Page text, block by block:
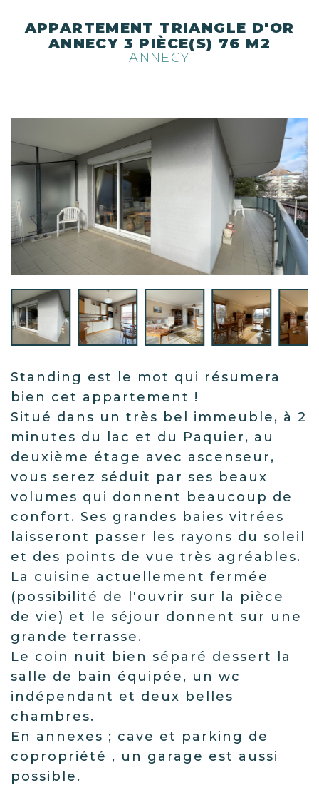
APPARTEMENT TRIANGLE D'OR
ANNECY 3 PIÈCE(S) 76 M2
ANNECY
Standing est le mot qui résumera
bien cet appartement !
Situé dans un très bel immeuble, à 2
minutes du lac et du Paquier, au
deuxième étage avec ascenseur,
vous serez séduit par ses beaux
volumes qui donnent beaucoup de
confort. Ses grandes baies vitrées
laisseront passer les rayons du soleil
et des points de vue très agréables.
La cuisine actuellement fermée
(possibilité de l'ouvrir sur la pièce
de vie) et le séjour donnent sur une
grande terrasse.
Le coin nuit bien séparé dessert la
salle de bain équipée, un wc
indépendant et deux belles
chambres.
En annexes ; cave et parking de
copropriété , un garage est aussi
possible.